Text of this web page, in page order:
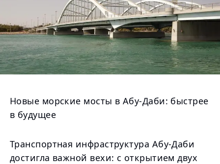
Новые морские мосты в Абу-Даби: быстрее
в будущее
Транспортная инфраструктура Абу-Даби
достигла важной вехи: с открытием двух